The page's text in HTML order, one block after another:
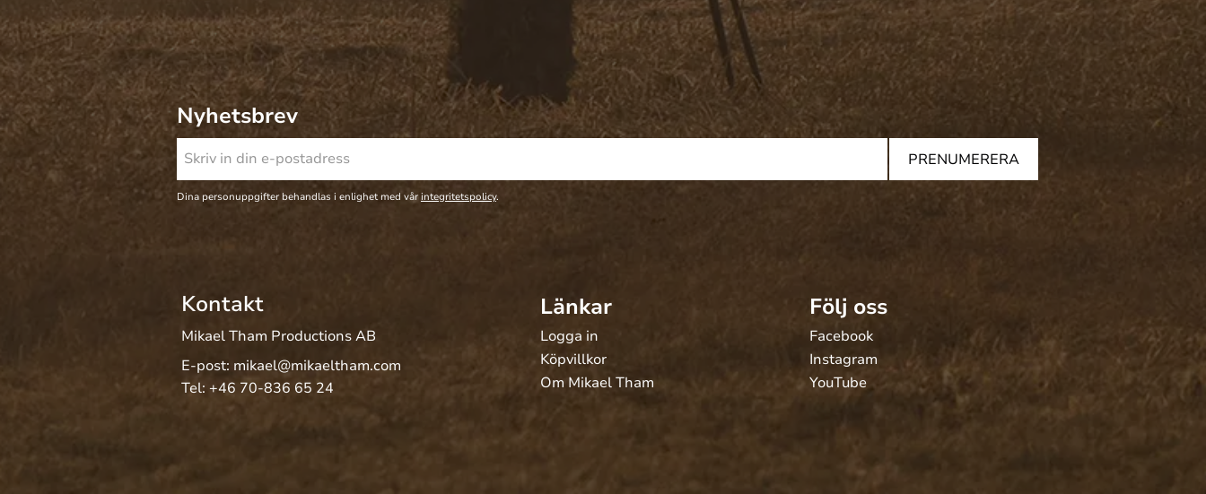
Nyhetsbrev
PRENUMERERA
Dina personuppgifter behandlas i enlighet med vår integritetspolicy.
Kontakt
Mikael Tham Productions AB
E-post: mikael@mikaeltham.com
Tel: +46 70-836 65 24
Länkar
Logga in
Köpvillkor
Om Mikael Tham
Följ oss
Facebook
Instagram
YouTube